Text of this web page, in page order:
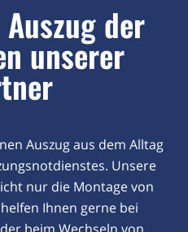
der
unserer
Auszug aus dem Alltag
Unsere
nur die Montage von
Ihnen gerne bei